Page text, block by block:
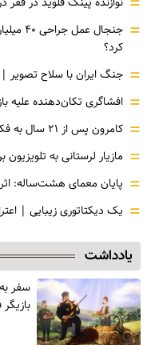
=
کرد؟
= جنگ ایران با سلاح تصویر
= افشاگری‌ تکان‌دهنده علیه
= کامرون پس از ۲۱ سال به فکر واگذاری «آواتار» افتاد
= مازیار لرستانی به
= پایان معمای هشت‌ساله:
= یک دیکتاتوری زیبایی |
یادداشت
سفر